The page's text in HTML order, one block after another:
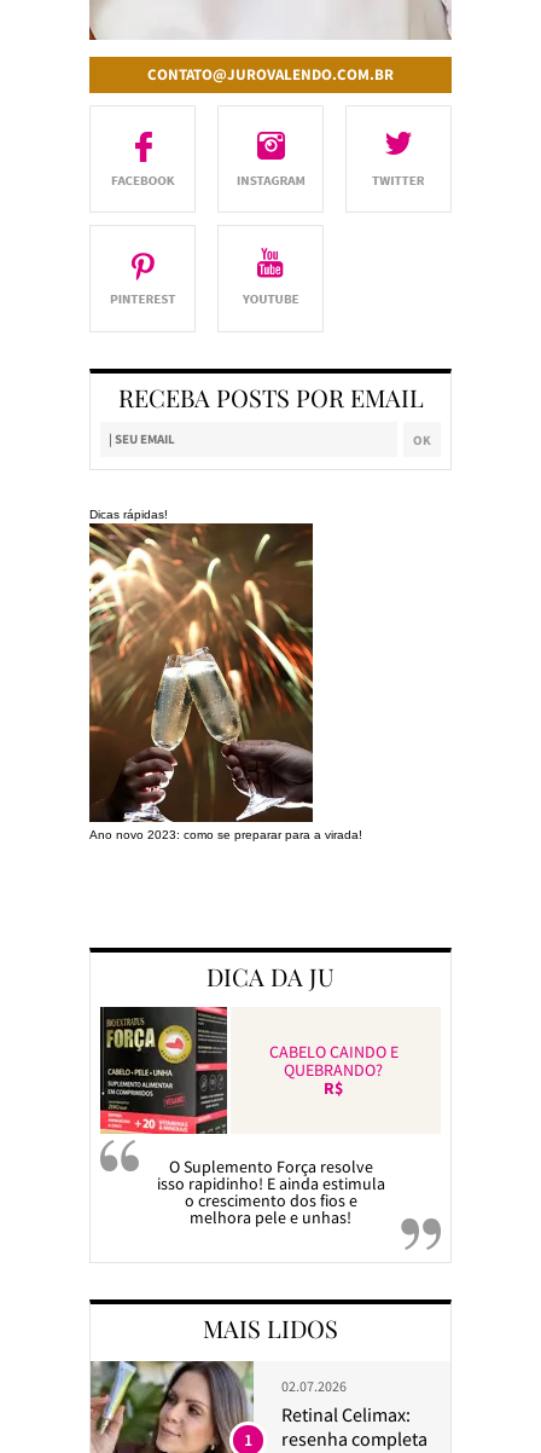
CONTATO@JUROVALENDO.COM.BR
RECEBA POSTS POR EMAIL
Dicas rápidas!
Ano novo 2023: como se preparar para a virada!
DICA DA JU
CABELO CAINDO E
QUEBRANDO?
R$
O Suplemento Força resolve
isso rapidinho! E ainda estimula
o crescimento dos fios e
melhora pele e unhas!
MAIS LIDOS
02.07.2026
Retinal Celimax:
resenha completa
1